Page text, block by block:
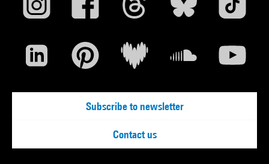
Subscribe to newsletter
Contact us